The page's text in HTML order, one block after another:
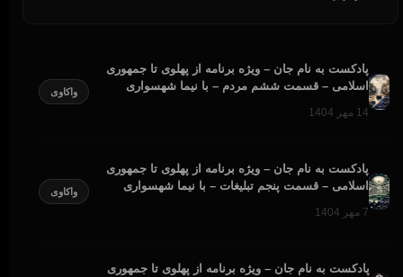
پادکست به نام جان – ویژه برنامه از پهلوی تا جمهوری
اسلامی – قسمت ششم مردم – با نیما شهسواری
14 مهر 1404
واکاوی
پادکست به نام جان – ویژه برنامه از پهلوی تا جمهوری
اسلامی – قسمت پنجم تبلیغات – با نیما شهسواری
7 مهر 1404
واکاوی
پادکست به نام جان – ویژه برنامه از پهلوی تا جمهوری